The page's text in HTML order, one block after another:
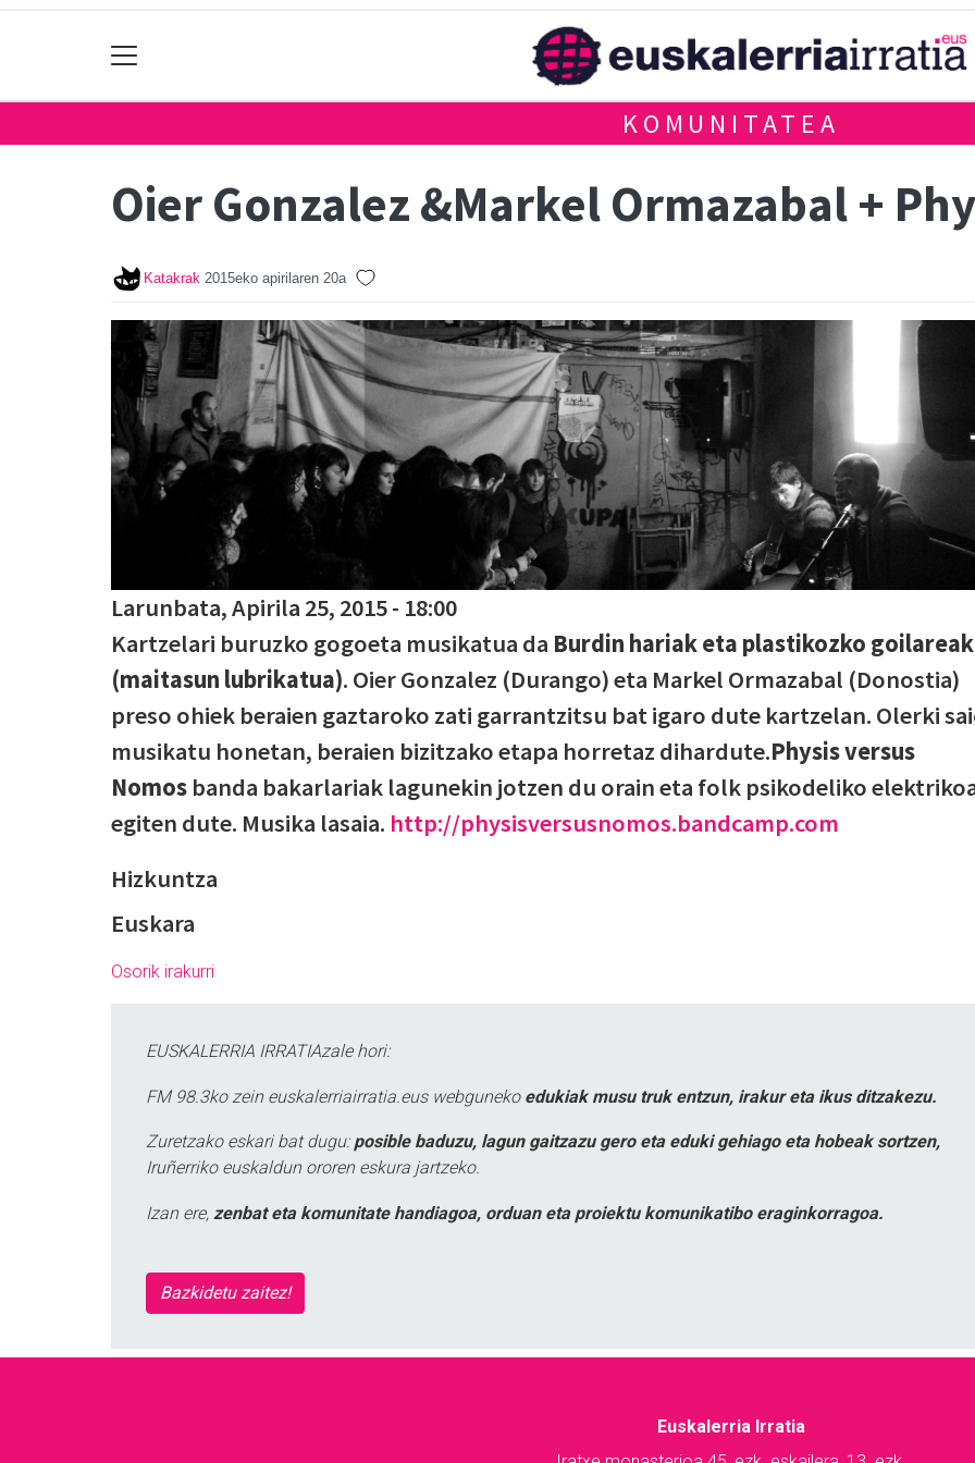
KOMUNITATEA
Oier Gonzalez &Markel Ormazabal +
Katakrak 2015eko apirilaren 20a
Larunbata, Apirila 25, 2015 - 18:00
Kartzelari buruzko gogoeta musikatua da Burdin hariak eta plastikozko goilareak
(maitasun lubrikatua). Oier Gonzalez (Durango) eta Markel Ormazabal (Donostia)
preso ohiek beraien gaztaroko zati garrantzitsu bat igaro dute kartzelan. Olerki
musikatu honetan, beraien bizitzako etapa horretaz dihardute.Physis versus
Nomos banda bakarlariak lagunekin jotzen du orain eta folk psikodeliko
egiten dute. Musika lasaia. http://physisversusnomos.bandcamp.com
Hizkuntza
Euskara
Osorik irakurri
EUSKALERRIA IRRATIAzale hori:
FM 98.3ko zein euskalerriairratia.eus webguneko edukiak musu truk entzun, irakur eta ikus ditzakezu.
Zuretzako eskari bat dugu: posible baduzu, lagun gaitzazu gero eta eduki gehiago eta hobeak sortzen,
Iruñerriko euskaldun ororen eskura jartzeko.
Izan ere, zenbat eta komunitate handiagoa, orduan eta proiektu komunikatibo eraginkorragoa.
Bazkidetu zaitez!
Euskalerria Irratia